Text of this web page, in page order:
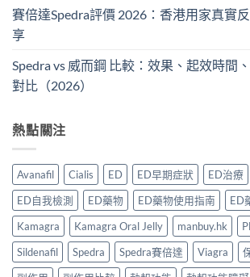
賽倍達Spedra評價 2026：香港用家真實
享
Spedra vs 威而鋼 比較：效果、起效時間
對比（2026）
熱點關注
Avanafil Cialis ED ED早期症狀 ED治療
ED自我檢測
ED藥物 ED藥物使用指南
ED
Kamagra
Kamagra Oral Jelly manbuy.hk
Sildenafil
Spedra Spedra賽倍達 Viagra